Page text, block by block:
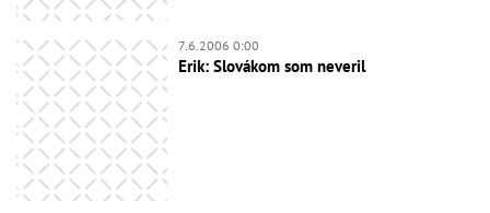
7.6.2006 0:00
Erik: Slovákom som neveril